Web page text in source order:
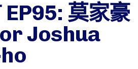
莫家豪
Joshua